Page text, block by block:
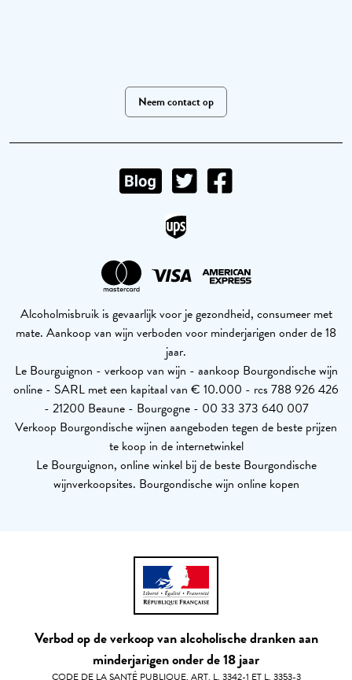
Neem contact op
Alcoholmisbruik is gevaarlijk voor je gezondheid, consumeer met
mate. Aankoop van wijn verboden voor minderjarigen onder de 18
jaar.
Le Bourguignon - verkoop van wijn - aankoop Bourgondische wijn
online - SARL met een kapitaal van € 10.000 - rcs 788 926 426
- 21200 Beaune - Bourgogne - 00 33 373 640 007
Verkoop Bourgondische wijnen aangeboden tegen de beste prijzen
te koop in de internetwinkel
Le Bourguignon, online winkel bij de beste Bourgondische
wijnverkoopsites. Bourgondische wijn online kopen
Verbod op de verkoop van alcoholische dranken aan
minderjarigen onder de 18 jaar
CODE DE LA SANTÉ PUBLIQUE, ART. L. 3342-1 ET L. 3353-3